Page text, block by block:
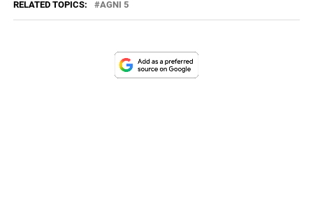
RELATED TOPICS: AGNI 5